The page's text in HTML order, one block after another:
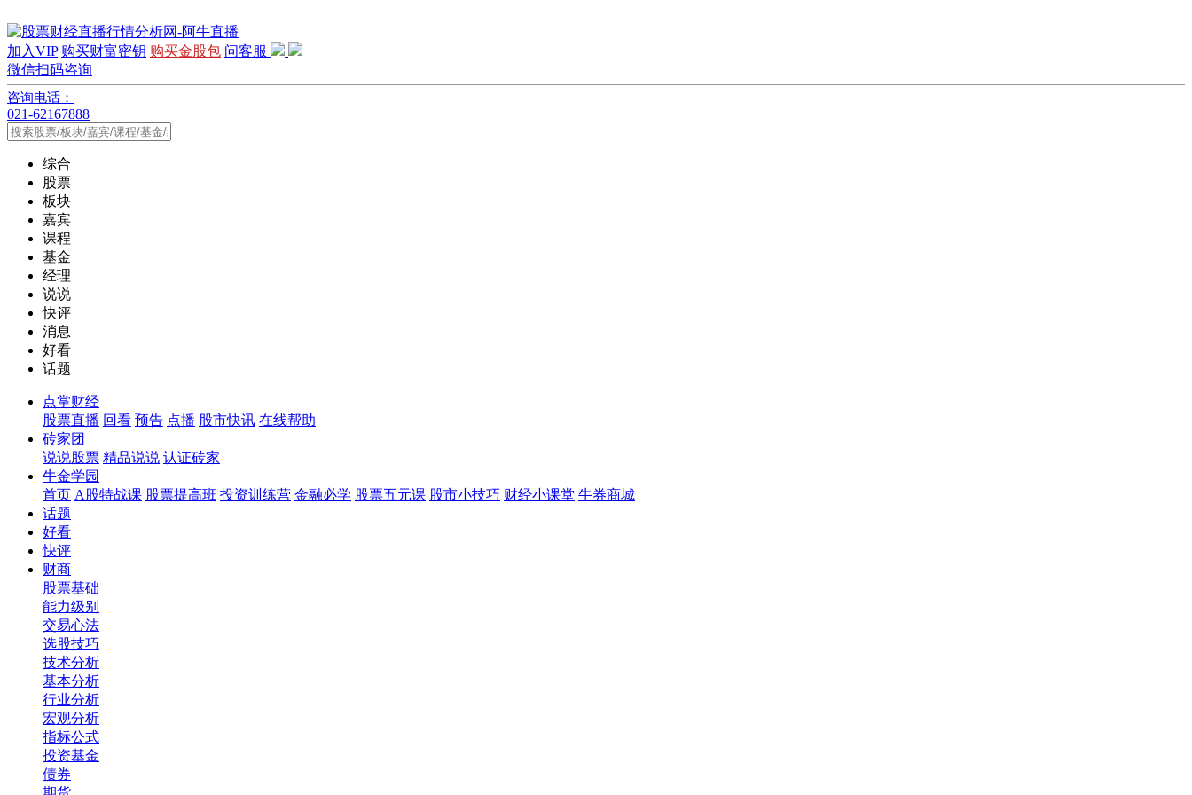
加入VIP 购买财富密钥 购买金股包 问客服
微信扫码咨询
咨询电话：
021-62167888
综合
股票
板块
嘉宾
课程
基金
经理
说说
快评
消息
好看
话题
点掌财经
股票直播 回看 预告 点播 股市快讯 在线帮助
砖家团
说说股票 精品说说 认证砖家
牛金学园
首页 A股特战课 股票提高班 投资训练营 金融必学 股票五元课 股市小技巧 财经小课堂 牛券商城
话题
好看
快评
财商
股票基础
能力级别
交易心法
选股技巧
技术分析
基本分析
行业分析
宏观分析
指标公式
投资基金
债券